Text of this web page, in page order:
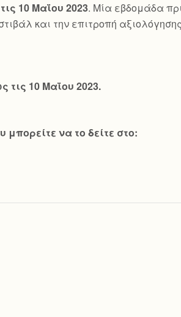
10 Μαΐου 2023. Μία εβδομάδα
και την επιτροπή
τις 10 Μαΐου 2023.
να το δείτε στο: